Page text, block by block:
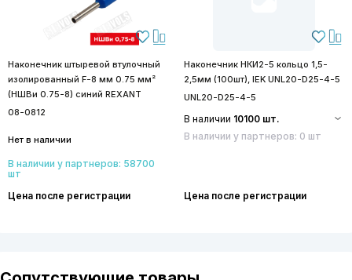
Наконечник штыревой втулочный
изолированный F-8 мм 0.75 мм²
(НШВи 0.75-8) синий REXANT
08-0812
Нет в наличии
В наличии у партнеров: 58700
шт
Цена после регистрации
Наконечник НКИ2-5 кольцо 1,5-
2,5мм (100шт), IEK UNL20-D25-4-5
UNL20-D25-4-5
В наличии 10100 шт.
В наличии у партнеров: 0 шт
Цена после регистрации